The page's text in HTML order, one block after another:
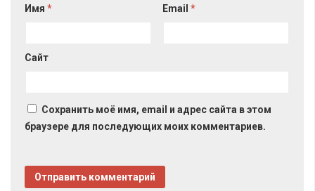
Имя * Email*
Сайт
Сохранить моё имя, email и адрес сайта в этом
браузере для последующих моих комментариев.